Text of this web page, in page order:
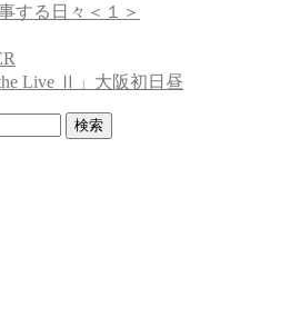
する日々＜１＞
Live Ⅱ」大阪初日昼
検索